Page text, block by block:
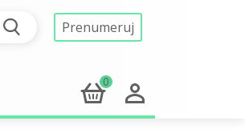
Prenumeruj
0